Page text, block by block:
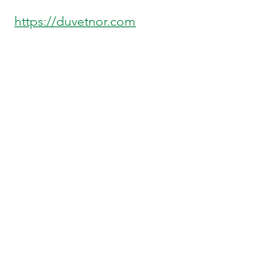
https://duvetnor.com